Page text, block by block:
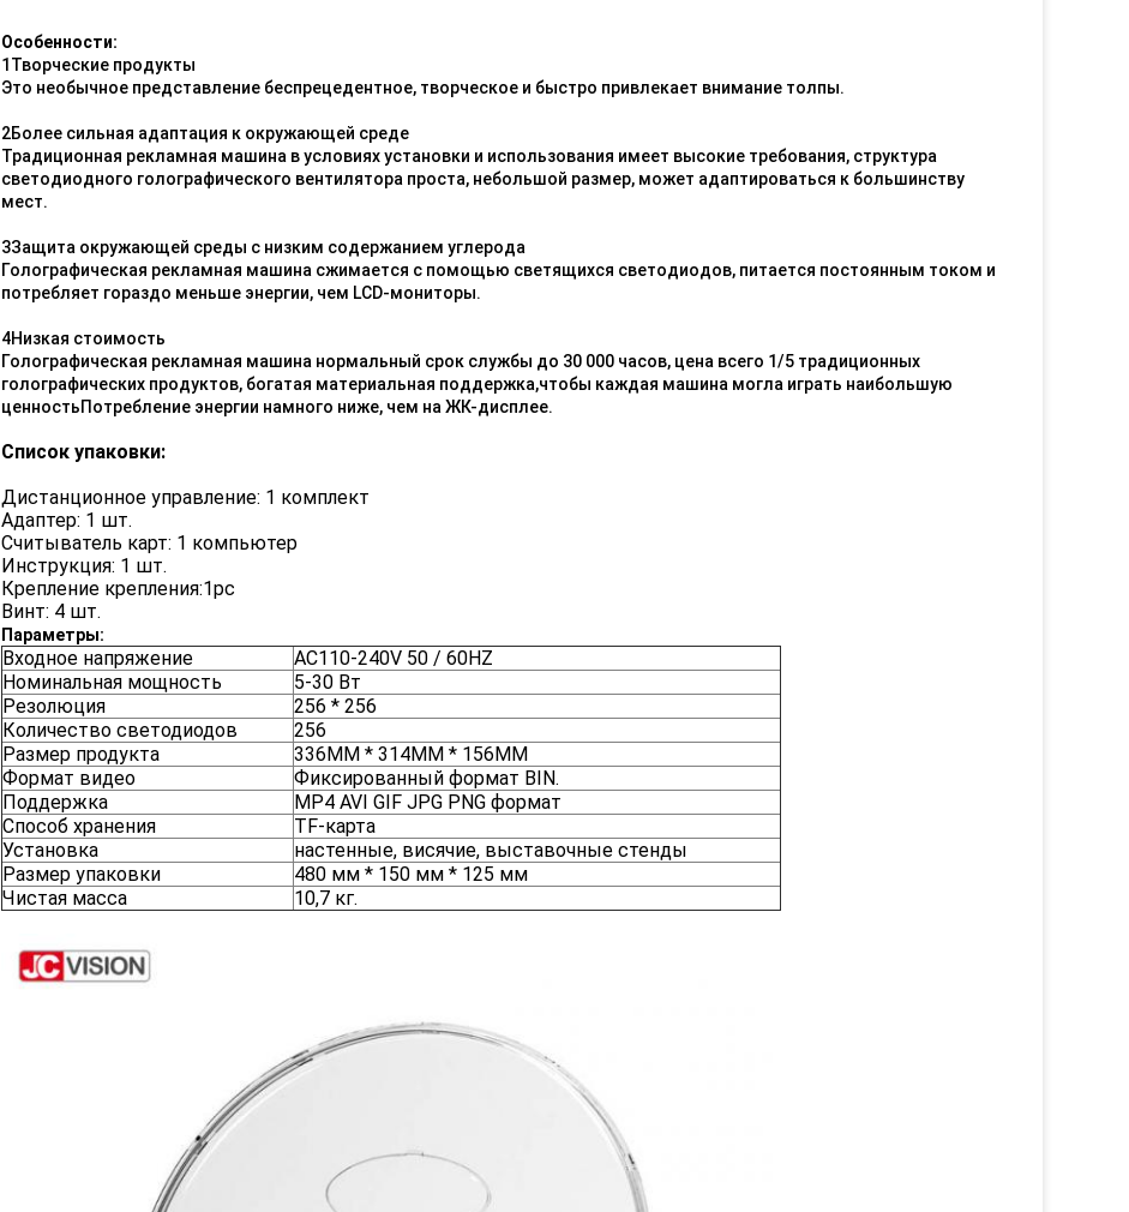
Особенности:
1Творческие продукты
Это необычное представление беспрецедентное, творческое и быстро привлекает внимание толпы.
2Более сильная адаптация к окружающей среде
Традиционная рекламная машина в условиях установки и использования имеет высокие требования, структура
светодиодного голографического вентилятора проста, небольшой размер, может адаптироваться к большинству
мест.
3Защита окружающей среды с низким содержанием углерода
Голографическая рекламная машина сжимается с помощью светящихся светодиодов, питается постоянным током и
потребляет гораздо меньше энергии, чем LCD-мониторы.
4Низкая стоимость
Голографическая рекламная машина нормальный срок службы до 30 000 часов, цена всего 1/5 традиционных
голографических продуктов, богатая материальная поддержка,чтобы каждая машина могла играть наибольшую
ценностьПотребление энергии намного ниже, чем на ЖК-дисплее.
Список упаковки:
Дистанционное управление: 1 комплект
Адаптер: 1 шт.
Считыватель карт: 1 компьютер
Инструкция: 1 шт.
Крепление крепления:1pc
Винт: 4 шт.
Параметры:
Входное напряжение
AC110-240V 50 / 60HZ
Номинальная мощность
5-30 Вт
Резолюция
256 * 256
Количество светодиодов
256
Размер продукта
336MM * 314MM * 156MM
Формат видео
Фиксированный формат BIN.
Поддержка
MP4 AVI GIF JPG PNG формат
Способ хранения
TF-карта
Установка
настенные, висячие, выставочные стенды
Размер упаковки
480 мм * 150 мм * 125 мм
Чистая масса
10,7 кг.